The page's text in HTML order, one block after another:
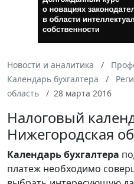
Новости и аналитика
Календарь бухгалтера
область
28 марта 2016
Налоговый
Нижегородская
Календарьбухгалтера
платеж необходимо